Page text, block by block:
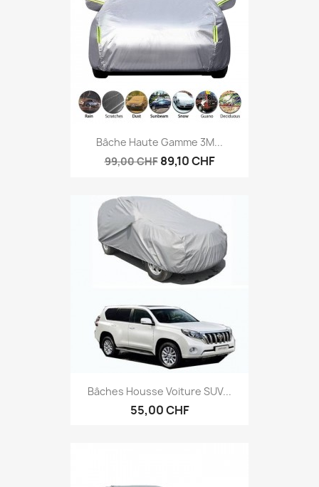
Bâche Haute Gamme 3M...
99,00 CHF 89,10 CHF
Bâches Housse Voiture SUV...
55,00 CHF